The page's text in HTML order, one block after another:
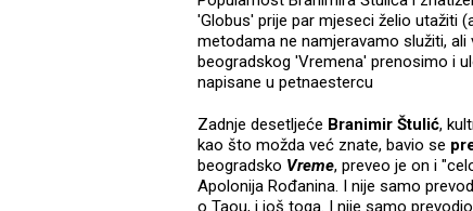
'Globus' prije par mjeseci želio utažiti
metodama ne namjeravamo služiti,
beogradskog 'Vremena' prenosimo i
napisane u petnaestercu
Zadnje desetljeće Branimir Štulić,
kao što možda već znate, bavio se
beogradsko Vreme, preveo je on i
Apolonija Rođanina. I nije samo
o Taou, i još toga. I nije samo